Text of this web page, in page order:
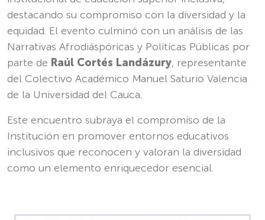
destacando su compromiso con la diversidad y la
equidad. El evento culminó con un análisis de las
Narrativas Afrodiáspóricas y Políticas Públicas por
parte de Raúl Cortés Landázury, representante
del Colectivo Académico Manuel Saturio Valencia
de la Universidad del Cauca.
Este encuentro subraya el compromiso de la
Institución en promover entornos educativos
inclusivos que reconocen y valoran la diversidad
como un elemento enriquecedor esencial.